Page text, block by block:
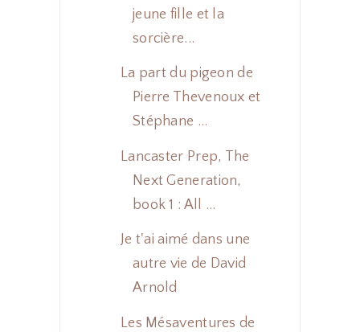
jeune fille et la
sorcière...
La part du pigeon de
Pierre Thevenoux et
Stéphane ...
Lancaster Prep, The
Next Generation,
book 1 : All ...
Je t'ai aimé dans une
autre vie de David
Arnold
Les Mésaventures de